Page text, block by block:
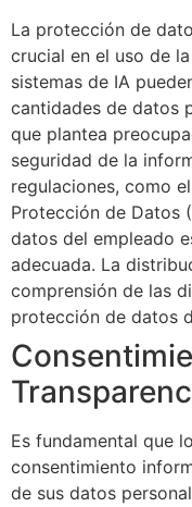
La protección de
crucial en el uso de
sistemas de IA
cantidades de datos
que plantea
seguridad de la
regulaciones, como
Protección de Datos
datos del empleado
adecuada. La
comprensión de las
protección de datos
Es fundamental que
consentimiento
de sus datos